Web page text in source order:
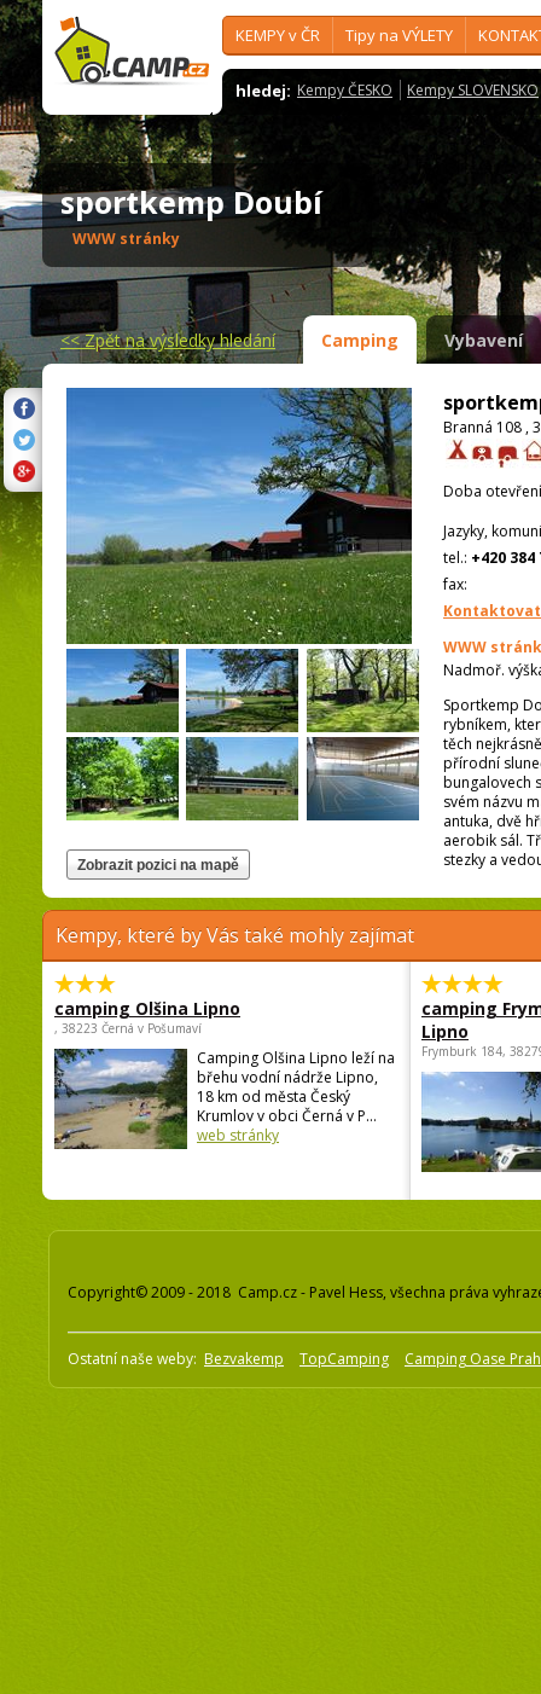
KEMPY v ČR Tipy na VÝLETY
hledej: Kempy ČESKO Kempy SLOVENSKO
sportkemp Doubí
WWW stránky
<<Zpět na výsledky hledání Camping Vybavení
Branná 108 ,
Doba
Jazyky,
tel.: +420 384
fax:
WWW
Nadmoř.
Sportkemp
rybníkem,
těch
přírodní
bungalovech
svém názvu
antuka, dvě
aerobik sál.
stezky a
Kempy, které by Vás také mohly zajímat
camping Olšina Lipno
, 38223 Černá v Pošumaví
Camping Olšina Lipno leží na
břehu vodní nádrže Lipno,
18 km od města Český
Krumlov v obci Černá v P...
web stránky
camping
Lipno
Frymburk 184,
Copyright© 2009 - 2018 Camp.cz - Pavel Hess, všechna práva
Ostatní naše weby: Bezvakemp TopCamping Camping Oase